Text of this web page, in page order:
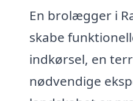
En brolægger i
skabe
indkørsel, en
nødvendige